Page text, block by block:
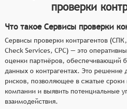
мгновенный сбор
данных из официальных
реестров в едином
автоматизированная
судебных дел и
выделением критичных
экспресс‑анализ
(массовые адреса,
учредителей) с
проверки
Что такое Сервисы проверки
Сервисы проверки контрагентов
Check Services, CPC) — это
оценки партнёров, обеспечивающий
данных о контрагентах. Это решение
рисков, позволяющее в сжатые сроки
компании и выявить потенциальные
взаимодействия.